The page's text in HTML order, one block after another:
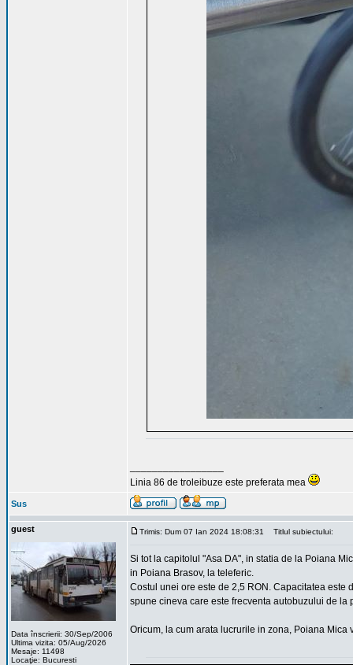
Linia 86 de troleibuze este preferata mea
Sus
guest
Data înscrierii: 30/Sep/2006
Ultima vizita: 05/Aug/2026
Mesaje: 11498
Locaţie: Bucuresti
Trimis: Dum 07 Ian 2024 18:08:31 Titlul subiectului:
Si tot la capitolul "Asa DA", in statia de la Poiana
in Poiana Brasov, la teleferic.
Costul unei ore este de 2,5 RON. Capacitatea
spune cineva care este frecventa autobuzului de
Oricum, la cum arata lucrurile in zona, Poiana